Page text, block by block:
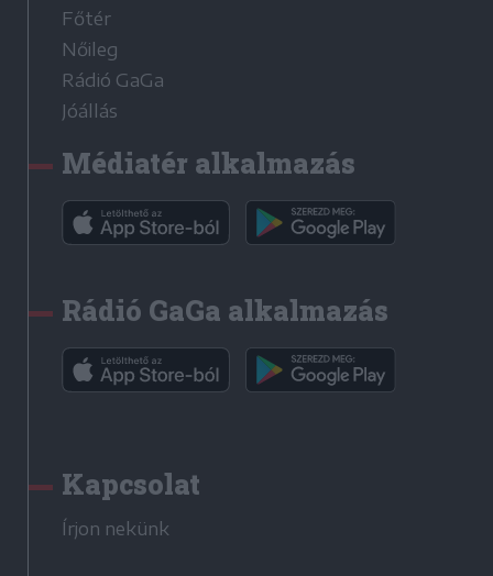
Főtér
Nőileg
Rádió GaGa
Jóállás
Médiatér alkalmazás
Rádió GaGa alkalmazás
Kapcsolat
Írjon nekünk